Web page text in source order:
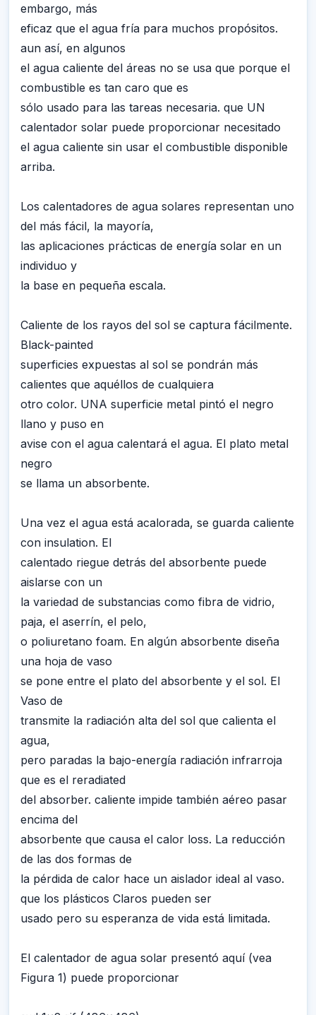
embargo, más
eficaz que el agua fría para muchos propósitos.
aun así, en algunos
el agua caliente del áreas no se usa que porque el
combustible es tan caro que es
sólo usado para las tareas necesaria. que UN
calentador solar puede proporcionar necesitado
el agua caliente sin usar el combustible disponible
arriba.
Los calentadores de agua solares representan uno
del más fácil, la mayoría,
las aplicaciones prácticas de energía solar en un
individuo y
la base en pequeña escala.
Caliente de los rayos del sol se captura fácilmente.
Black-painted
superficies expuestas al sol se pondrán más
calientes que aquéllos de cualquiera
otro color. UNA superficie metal pintó el negro
llano y puso en
avise con el agua calentará el agua. El plato metal
negro
se llama un absorbente.
Una vez el agua está acalorada, se guarda caliente
con insulation. El
calentado riegue detrás del absorbente puede
aislarse con un
la variedad de substancias como fibra de vidrio,
paja, el aserrín, el pelo,
o poliuretano foam. En algún absorbente diseña
una hoja de vaso
se pone entre el plato del absorbente y el sol. El
Vaso de
transmite la radiación alta del sol que calienta el
agua,
pero paradas la bajo-energía radiación infrarroja
que es el reradiated
del absorber. caliente impide también aéreo pasar
encima del
absorbente que causa el calor loss. La reducción
de las dos formas de
la pérdida de calor hace un aislador ideal al vaso.
que los plásticos Claros pueden ser
usado pero su esperanza de vida está limitada.
El calentador de agua solar presentó aquí (vea
Figura 1) puede proporcionar